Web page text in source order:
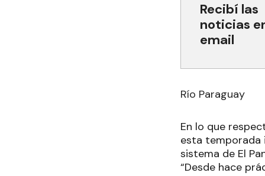
Recibí las
noticias
email
Río Paraguay
En lo que
esta temporada
sistema de El
“Desde hace